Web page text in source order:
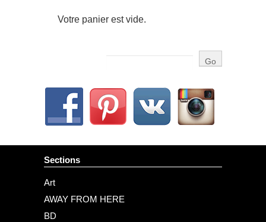
Votre panier est vide.
Sections
Art
AWAY FROM HERE
BD